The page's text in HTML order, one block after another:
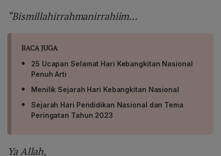
“Bismillahirrahmanirrahiim…
BACA JUGA
25 Ucapan Selamat Hari Kebangkitan Nasional
Penuh Arti
Menilik Sejarah Hari Kebangkitan Nasional
Sejarah Hari Pendidikan Nasional dan Tema
Peringatan Tahun 2023
Ya Allah,